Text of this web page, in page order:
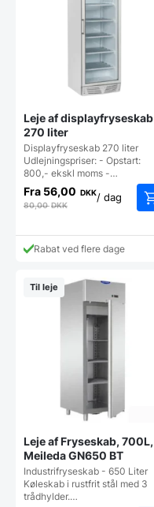
Leje af displayfryseskab
270 liter
Displayfryseskab 270 liter
Udlejningspriser: - Opstart:
800,- ekskl moms -…
Fra 56,00 DKK
80,00DKK
/ dag
Rabat ved flere dage
Til leje
Leje af Fryseskab, 700L,
Meileda GN650 BT
Industrifryseskab - 650 Liter
Køleskab i rustfrit stål med 3
trådhylder.…